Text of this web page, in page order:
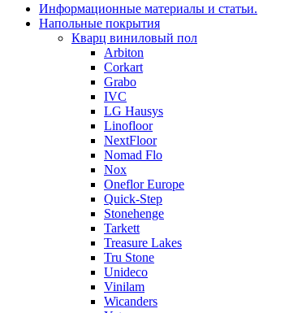
Информационные материалы и статьи.
Напольные покрытия
Кварц виниловый пол
Arbiton
Corkart
Grabo
IVC
LG Hausys
Linofloor
NextFloor
Nomad Flo
Nox
Oneflor Europe
Quick-Step
Stonehenge
Tarkett
Treasure Lakes
Tru Stone
Unideco
Vinilam
Wicanders